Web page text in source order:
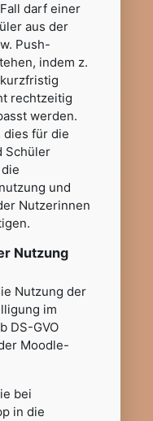
darf einer
aus der
Push-
indem z.
rechtzeitig
werden.
dies für die
Schüler
und
Nutzerinnen
Nutzung
Nutzung der
im
DS-GVO
Moodle-
bei
in die